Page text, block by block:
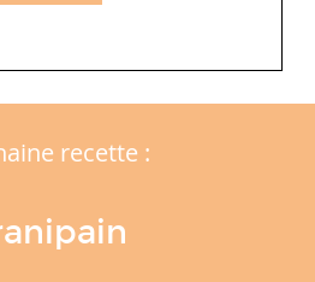
recette :